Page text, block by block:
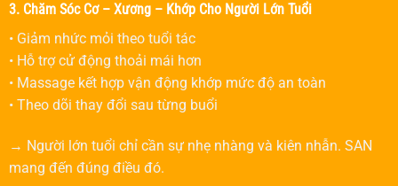
3. Chăm Sóc Cơ – Xương – Khớp Cho Người Lớn Tuổi
• Giảm nhức mỏi theo tuổi tác
• Hỗ trợ cử động thoải mái hơn
• Massage kết hợp vận động khớp mức độ an toàn
• Theo dõi thay đổi sau từng buổi
→ Người lớn tuổi chỉ cần sự nhẹ nhàng và kiên nhẫn. SAN
mang đến đúng điều đó.